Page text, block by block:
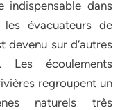
indispensable dans
évacuateurs de
devenu sur d’autres
écoulements
regroupent un
naturels très